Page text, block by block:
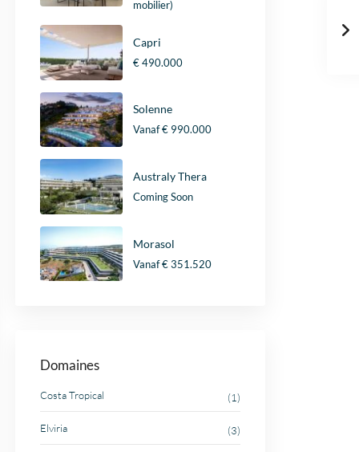
mobilier)
Capri
€ 490.000
Solenne
Vanaf€ 990.000
Australy Thera
Coming Soon
Morasol
Vanaf€ 351.520
Domaines
Costa Tropical (1)
Elviria (3)